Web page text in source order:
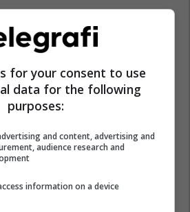
for your consent to use
data for the following
purposes:
and content, advertising and
audience research and
information on a device